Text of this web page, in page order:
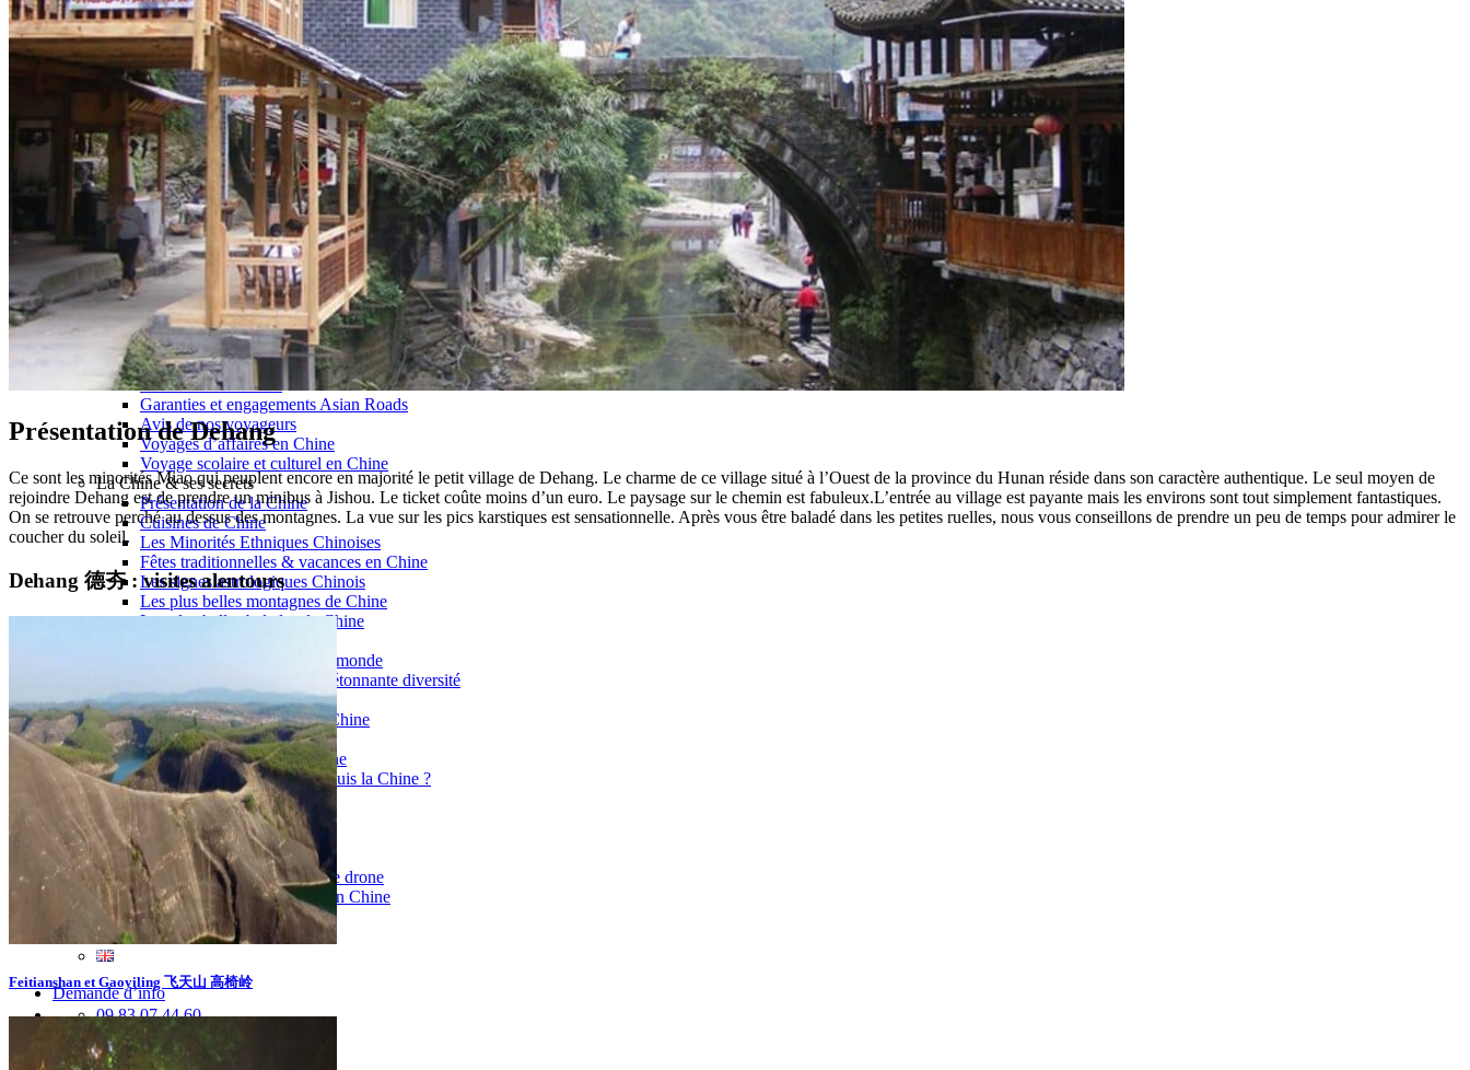
Circuits
Organisation
Circuits sur mesure
Nos Petits Groupes
Ambiance
Classique et incontournables
Culture & expériences
Nature et grands paysages
Famille et enfants
Trekking et aventure
Luxe et exception
Où et quand partir ?
Printemps
Eté
Automne
Hiver
Infos pratiques
Notre agence
Notre agence en Chine
Réseau Asian Roads
Garanties et engagements Asian Roads
Avis de nos voyageurs
Voyages d’affaires en Chine
Voyage scolaire et culturel en Chine
La Chine & ses secrets
Présentation de la Chine
Cuisines de Chine
Les Minorités Ethniques Chinoises
Fêtes traditionnelles & vacances en Chine
Les signes astrologiques Chinois
Les plus belles montagnes de Chine
Les plus belles balades de Chine
Visiter la Chine pour voir le monde
Les langues en Chine : une étonnante diversité
Préparer son voyage en Chine
Notre sélection d’hôtels en Chine
Météo & climat
Obtention Visa Voyage Chine
Comment communiquer depuis la Chine ?
Maîtrisez les mots essentiels
Transports en Chine
Vols directs vers la Chine
Voyager en train
Voyager en Chine avec votre drone
Vaccins pour votre voyage en Chine
Mal des montagnes
Demande d’info
09 83 07 44 60
Présentation de Dehang
Ce sont les minorités Miao qui peuplent encore en majorité le petit village de Dehang. Le charme de ce village situé à l’Ouest de la province du Hunan réside dans son caractère authentique. Le seul moyen de
rejoindre Dehang est de prendre un minibus à Jishou. Le ticket coûte moins d’un euro. Le paysage sur le chemin est fabuleux.L’entrée au village est payante mais les environs sont tout simplement fantastiques.
On se retrouve perché au dessus des montagnes. La vue sur les pics karstiques est sensationnelle. Après vous être baladé dans les petites ruelles, nous vous conseillons de prendre un peu de temps pour admirer le
coucher du soleil.
Dehang 德夯 : visites alentours
Feitianshan et Gaoyiling 飞天山 高椅岭